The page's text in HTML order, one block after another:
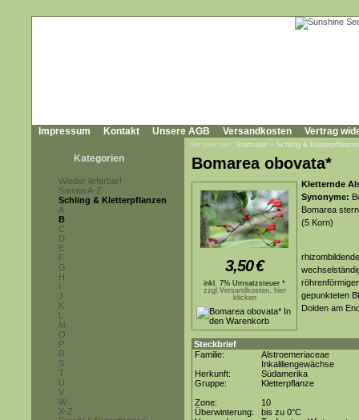
Impressum Kontakt Unsere AGB Versandkosten Vertrag
Kategorien
Wieder lieferbar!
Samen A-Z
Schling & Kletterpflanzen
A
B
C
D
E
F
G
H
I
J
K
L
M
O
P
R
S
T
U
V
W
X-Z
Sie sind hier: Startseite » Schling & Kletterpflanzen
Bomarea obovata*
3,50€
inkl. 7% Umsatzsteuer *
zzgl.Versandkosten, hier
klicken
Kletternde
Synonyme:
Bomarea
(5 Korn)
gepunkteten
Dolden am
Steckbrief
Familie:
Alstroemeriaceae
Inkaliliengewächse
Herkunft:
Südamerika
Gruppe:
Kletterpflanze
Zone:
10
Überwinterung:
bis zu 0°C